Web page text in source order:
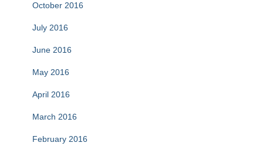
October 2016
July 2016
June 2016
May 2016
April 2016
March 2016
February 2016